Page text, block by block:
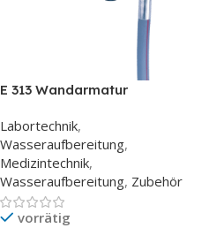
E 313 Wandarmatur
Labortechnik,
Wasseraufbereitung,
Medizintechnik,
Wasseraufbereitung, Zubehör
vorrätig